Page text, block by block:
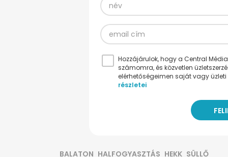
Hozzájárulok, hogy a Central
számomra, és közvetlen
elérhetőségeimen saját vagy
részletei
BALATON HALFOGYASZTÁS HEKK SÜLLŐ